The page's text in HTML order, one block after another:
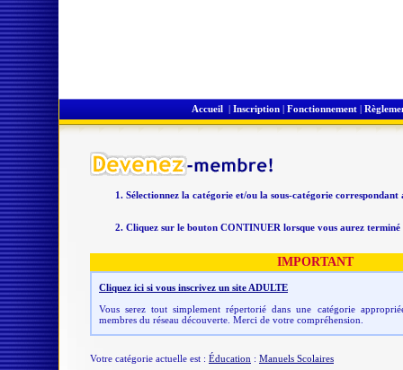
Accueil | Inscription | Fonctionnement |
Sélectionnez la catégorie et/ou la sous-catégorie correspondant
Cliquez sur le bouton CONTINUER lorsque vous aurez terminé
IMPORTANT
Cliquez ici si vous inscrivez un site ADULTE
Vous serez tout simplement répertorié dans une catégorie
membres du réseau découverte. Merci de votre compréhension.
Votre catégorie actuelle est : Éducation : Manuels Scolaires